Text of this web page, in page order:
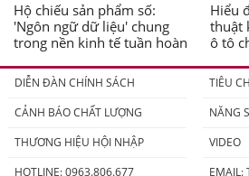
Hộ chiếu sản phẩm số:
'Ngôn ngữ dữ liệu' chung
trong nền kinh tế tuần hoàn
Hiểu
thuật
ô tô
DIỄN ĐÀN CHÍNH SÁCH
TIÊU
CẢNH BÁO CHẤT LƯỢNG
NĂNG
THƯƠNG HIỆU HỘI NHẬP
VIDEO
HOTLINE: 0963.806.677
EMAIL: